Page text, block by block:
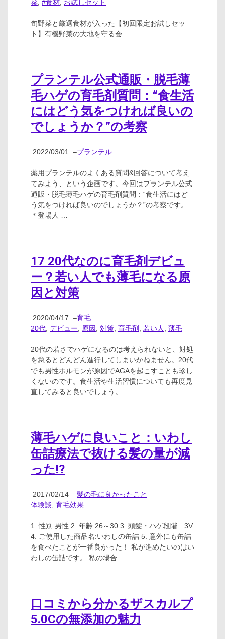
菜 #食材 お試しセット
旬野菜と厳選食材が入った【初回限定お試しセッ
ト】有機野菜の大地を守る会
プランテル公式通販・脱毛薄
毛ハゲの育毛剤質問：“食生活
にはどう気をつければ良いの
でしょうか？”の考察
2022/03/01 –プランテル
薬用プランテルのよくある質問&回答について考え
てみよう、という企画です。今回はプランテル公式
通販・脱毛薄毛ハゲの育毛剤質問：“食生活にはど
う気をつければ良いのでしょうか？”の考察です。
＊登場人 …
17 20代なのに育毛剤デビュ
ー？若い人でも薄毛になる原
因と対策
2020/04/17 –育毛
20代 デビュー 原因 対策 育毛剤 若い人 薄毛
20代の若さでハゲになるのは考えられないと、対処
を怠るとどんどん進行してしまいかねません。20代
でも男性ホルモンが原因でAGAを起こすことも珍し
くないのです。食生活や生活習慣についても再度見
直してみると良いでしょう。
薄毛ハゲに良いこと：いわし
缶詰療法で抜ける髪の量が減
った!?
2017/02/14 –髪の毛に良かったこと
体験談 育毛効果
1. 性別 男性 2. 年齢 26～30 3. 頭髪・ハゲ段階 3V
4. ご使用した商品名:いわしの缶詰 5. 意外にも缶詰
を食べたことが一番良かった！ 私が進めたいのはい
わしの缶詰です。 私の場合 …
口コミから分かるザスカルプ
5.0Cの無添加の魅力